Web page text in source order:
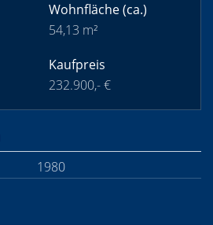
Wohnfläche(ca.)
54,13 m²
Kaufpreis
232.900,- €
1980